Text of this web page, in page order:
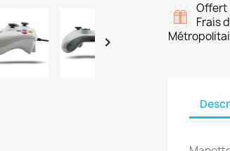

Offert
Frais